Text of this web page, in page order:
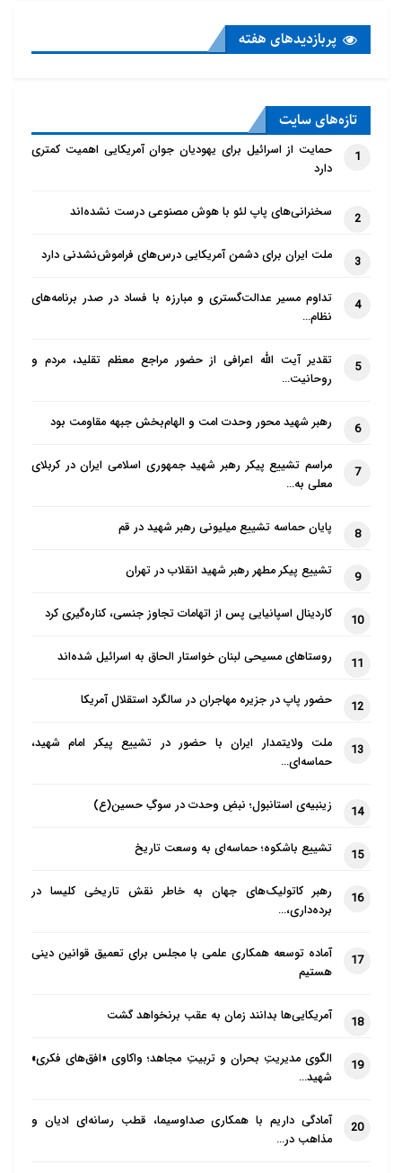
پربازدید‌های هفته
تازه‌‌های سایت
1
حمایت از اسرائیل برای یهودیان جوان آمریکایی اهمیت کمتری
دارد
2 سخنرانی‌های پاپ لئو با هوش مصنوعی درست نشده‌اند
3 ملت ایران برای دشمن آمریکایی درس‌های فراموش‌نشدنی دارد
4
تداوم مسیر عدالت‌گستری و مبارزه با فساد در صدر برنامه‌های
نظام…
5
تقدیر آیت الله اعرافی از حضور مراجع معظم تقلید، مردم و
روحانیت…
6 رهبر شهید محور وحدت امت و الهام‌بخش جبهه مقاومت بود
7
مراسم تشییع پیکر رهبر شهید جمهوری اسلامی ایران در کربلای
معلی به…
8 پایان حماسه تشییع میلیونی رهبر شهید در قم
9 تشییع پیکر مطهر رهبر شهید انقلاب در تهران
10 کاردینال اسپانیایی پس از اتهامات تجاوز جنسی، کناره‌گیری کرد
11 روستاهای مسیحی لبنان خواستار الحاق به اسرائیل شده‌اند
12 حضور پاپ در جزیره مهاجران در سالگرد استقلال آمریکا
13
ملت ولایتمدار ایران با حضور در تشییع پیکر امام شهید،
حماسه‌ای…
14 زینبیه‌ی استانبول؛ نبضِ وحدت در سوگِ حسین(ع)
15 تشییع باشکوه؛ حماسه‌ای به وسعت تاریخ
16
رهبر کاتولیک‌های جهان به خاطر نقش تاریخی کلیسا در
برده‌داری،…
17
آماده توسعه همکاری علمی با مجلس برای تعمیق قوانین دینی
هستیم
18 آمریکایی‌ها بدانند زمان به عقب برنخواهد گشت
19
الگوی مدیریتِ بحران و تربیتِ مجاهد؛ واکاوی «افق‌های فکری»
شهید…
20
آمادگی داریم با همکاری صداوسیما، قطب رسانه‌ای ادیان و
مذاهب در…